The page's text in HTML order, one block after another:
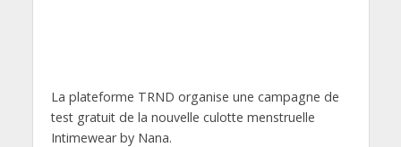
La plateforme TRND organise une campagne de
test gratuit de la nouvelle culotte menstruelle
Intimewear by Nana.